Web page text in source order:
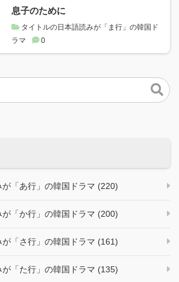
息子のために
タイトルの日本語読みが「ま行」の韓国ド
ラマ
0
「あ行」の韓国ドラマ (220)
「か行」の韓国ドラマ (200)
「さ行」の韓国ドラマ (161)
「た行」の韓国ドラマ (135)